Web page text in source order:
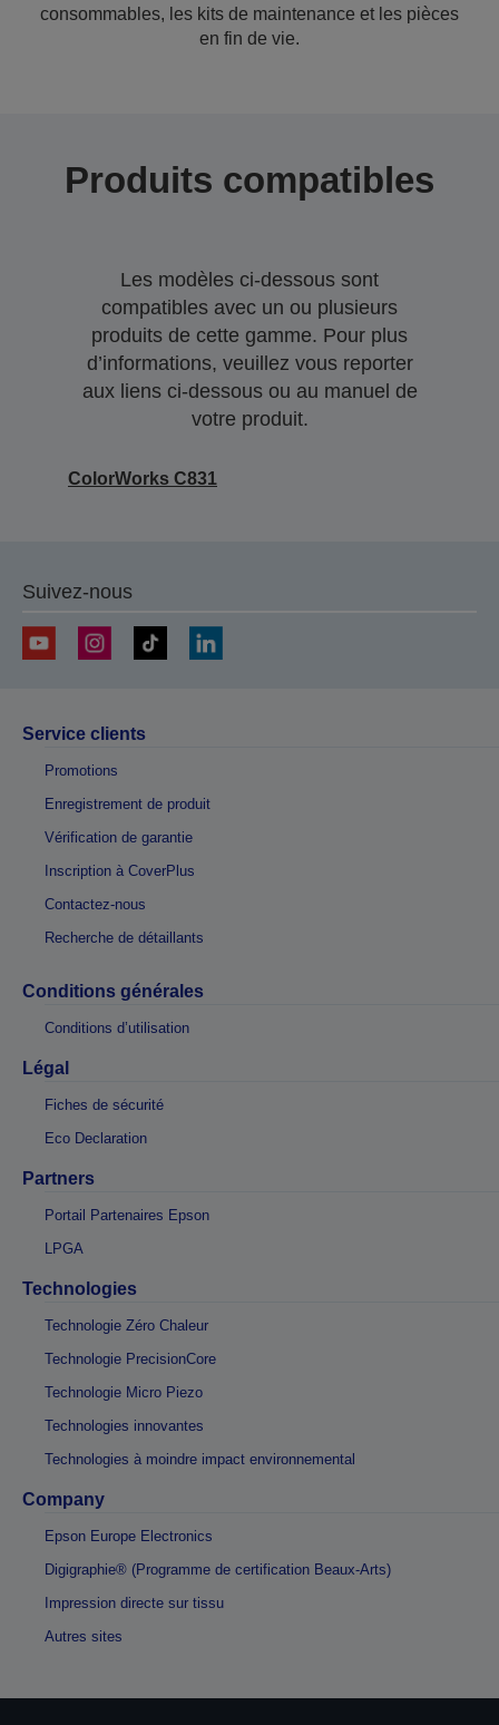
consommables, les kits de maintenance et les pièces
en fin de vie.
Produits compatibles
Les modèles ci-dessous sont
compatibles avec un ou plusieurs
produits de cette gamme. Pour plus
d’informations, veuillez vous reporter
aux liens ci-dessous ou au manuel de
votre produit.
ColorWorks C831
Suivez-nous
Service clients
Promotions
Enregistrement de produit
Vérification de garantie
Inscription à CoverPlus
Contactez-nous
Recherche de détaillants
Conditions générales
Conditions d’utilisation
Légal
Fiches de sécurité
Eco Declaration
Partners
Portail Partenaires Epson
LPGA
Technologies
Technologie Zéro Chaleur
Technologie PrecisionCore
Technologie Micro Piezo
Technologies innovantes
Technologies à moindre impact environnemental
Company
Epson Europe Electronics
Digigraphie® (Programme de certification Beaux-Arts)
Impression directe sur tissu
Autres sites